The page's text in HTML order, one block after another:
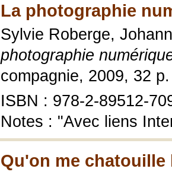
La photographie
Sylvie Roberge,
photographie
compagnie, 2009, 32
ISBN : 978-2-89512-
Notes : "Avec liens
Qu'on me chatouille